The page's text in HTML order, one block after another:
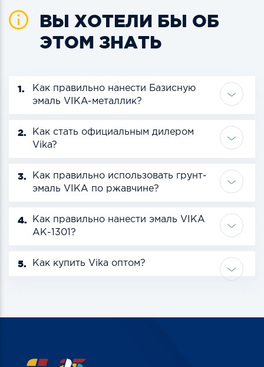
ВЫ ХОТЕЛИ БЫ ОБ
ЭТОМ ЗНАТЬ
1.
Как правильно нанести Базисную
эмаль VIKA-металлик?
2.
Как стать официальным дилером
Vika?
3.
Как правильно использовать грунт-
эмаль VIKA по ржавчине?
4.
Как правильно нанести эмаль VIKA
АК-1301?
5. Как купить Vika оптом?